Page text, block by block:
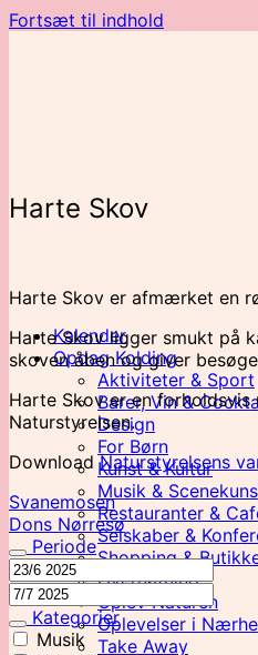
Fortsæt til indhold
Kalender
Opdag Kolding
Aktiviteter & Sport
Barer, Vin &
Design
For Børn
Kunst & Kultur
Musik &
Restauranter &
Selskaber &
Shopping &
Overnatning
Oplev Naturen
Oplevelser i
Take Away
Harte Skov
Harte Skov er afmærket en
Harte Skov ligger smukt på
skoven åben og giver
Harte Skov er en forholdsvis
Naturstyrelsen.
DownloadNaturstyrelsens
Svanemosen
Dons Nørresø
Periode
Kategorier
Musik